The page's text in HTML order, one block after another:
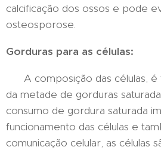
calcificação dos ossos e pode
osteosporose.
Gorduras para as células:
A composição das células, é
da metade de gorduras
consumo de gordura saturada
funcionamento das células e
comunicação celular, as células